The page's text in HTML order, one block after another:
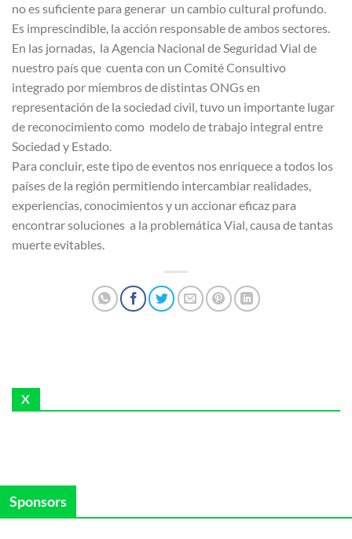
no es suficiente para generar un cambio cultural profundo.
Es imprescindible, la acción responsable de ambos sectores.
En las jornadas, la Agencia Nacional de Seguridad Vial de
nuestro país que cuenta con un Comité Consultivo
integrado por miembros de distintas ONGs en
representación de la sociedad civil, tuvo un importante lugar
de reconocimiento como modelo de trabajo integral entre
Sociedad y Estado.
Para concluir, este tipo de eventos nos enriquece a todos los
países de la región permitiendo intercambiar realidades,
experiencias, conocimientos y un accionar eficaz para
encontrar soluciones a la problemática Vial, causa de tantas
muerte evitables.
X
Sponsors